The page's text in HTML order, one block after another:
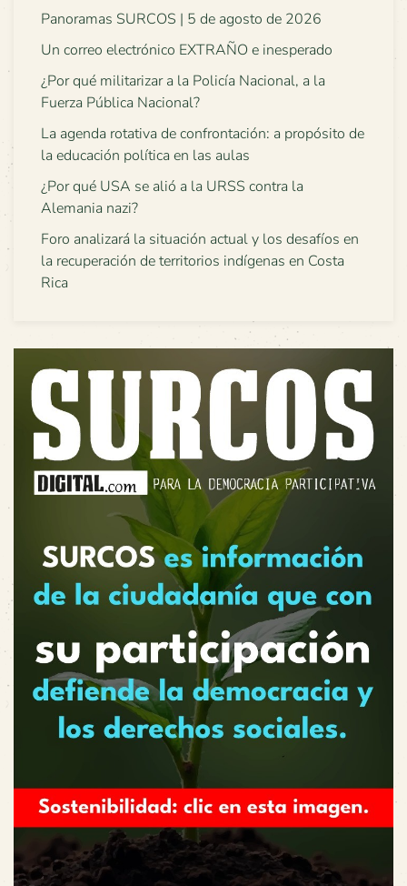
Panoramas SURCOS | 5 de agosto de 2026
Un correo electrónico EXTRAÑO e inesperado
¿Por qué militarizar a la Policía Nacional, a la
Fuerza Pública Nacional?
La agenda rotativa de confrontación: a propósito de
la educación política en las aulas
¿Por qué USA se alió a la URSS contra la
Alemania nazi?
Foro analizará la situación actual y los desafíos en
la recuperación de territorios indígenas en Costa
Rica